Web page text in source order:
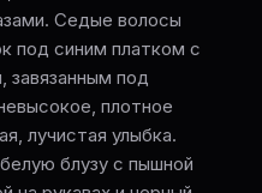
Седые волосы
под синим платком с
завязанным под
плотное
лучистая улыбка.
блузу с пышной